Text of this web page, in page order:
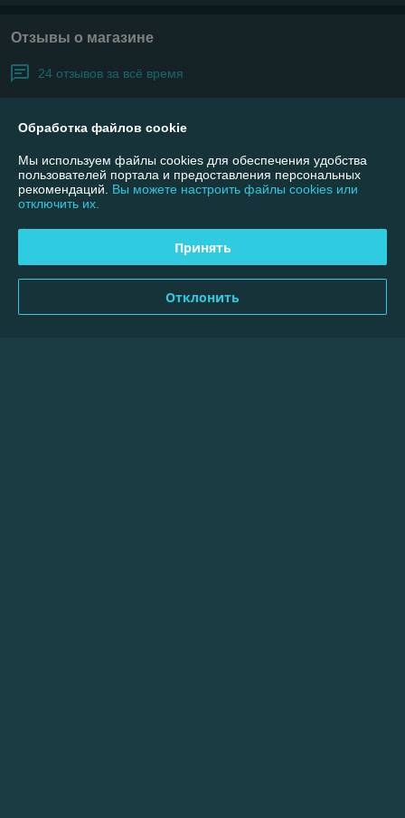
Отзывы о магазине
24 отзывов за всё время
Сделка подтверждена через корзину
09.09.2024
Покупатель
Очень плохо
Товар есть в наличии, а продавец "удивляется" как я его заказал,
ведь товара нет в наличии...
Обработка файлов cookie
Мы используем файлы cookies для обеспечения удобства
пользователей портала и предоставления персональных
рекомендаций. Вы можете настроить файлы cookies или
отключить их.
Принять
Отклонить